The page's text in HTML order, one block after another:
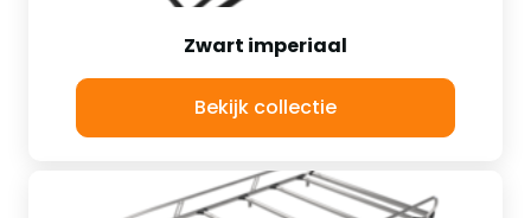
Zwart imperiaal
Bekijk collectie